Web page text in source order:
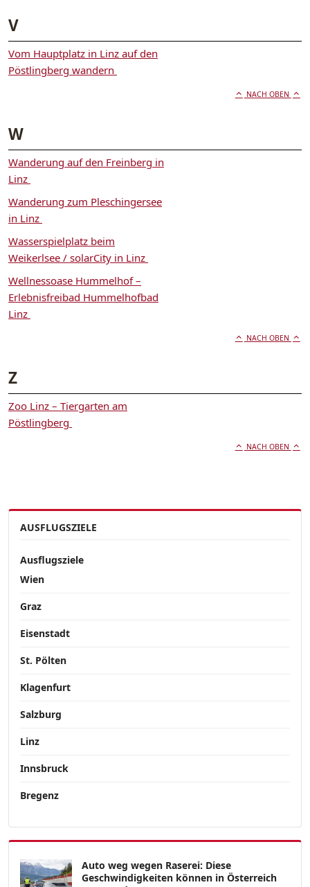
V
Vom Hauptplatz in Linz auf den
Pöstlingberg wandern
NACH OBEN
W
Wanderung auf den Freinberg in
Linz
Wanderung zum Pleschingersee
in Linz
Wasserspielplatz beim
Weikerlsee / solarCity in Linz
Wellnessoase Hummelhof –
Erlebnisfreibad Hummelhofbad
Linz
NACH OBEN
Z
Zoo Linz – Tiergarten am
Pöstlingberg
NACH OBEN
AUSFLUGSZIELE
Ausflugsziele
Wien
Graz
Eisenstadt
St. Pölten
Klagenfurt
Salzburg
Linz
Innsbruck
Bregenz
Auto weg wegen Raserei: Diese
Geschwindigkeiten können in Österreich